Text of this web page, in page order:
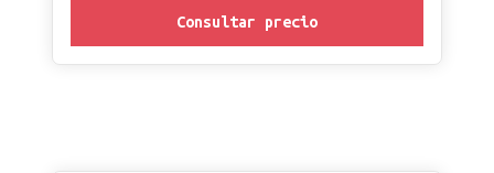
Consultar precio